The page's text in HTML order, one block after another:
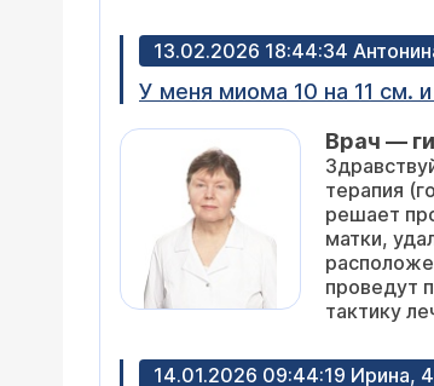
13.02.2026 18:44:34
У меня миома 10 на 11 см.
Врач —
терапия
решает
матки,
проведут
тактику
14.01.2026 09:44:19 Ирина,